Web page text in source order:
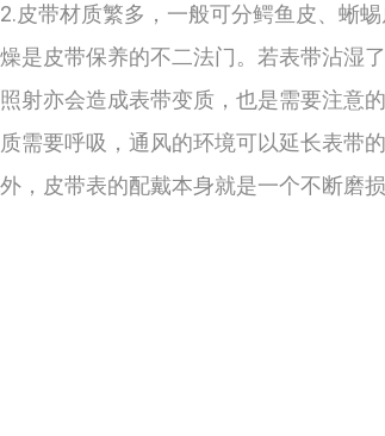
带材质繁多，一般可分鳄鱼皮、蜥
是皮带保养的不二法门。若表带沾湿
亦会造成表带变质，也是需要注意的
要呼吸，通风的环境可以延长表带
，皮带表的配戴本身就是一个不断磨